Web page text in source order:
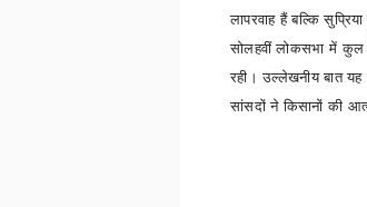
लापरवाह हैं बल्कि
सोलहवीं लोकसभा में कुल
रही। उल्लेखनीय बात
सांसदों ने किसानों की